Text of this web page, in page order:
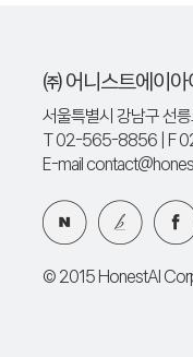
㈜ 어니스트에이아
서울특별시 강남구 선
T 02-565-8856 | F
E-mail
© 2015 HonestAI